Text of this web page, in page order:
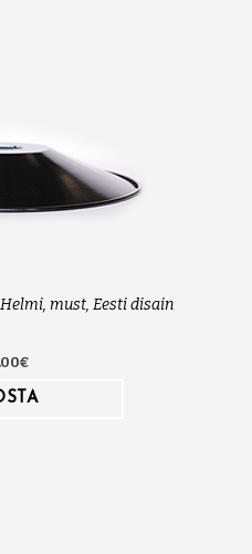
must, Eesti disain